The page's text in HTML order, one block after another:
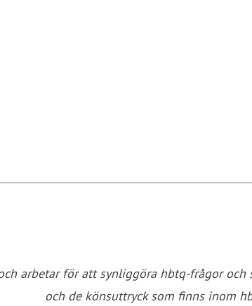
arbetar för att synliggöra hbtq-frågor
och de könsuttryck som finns inom